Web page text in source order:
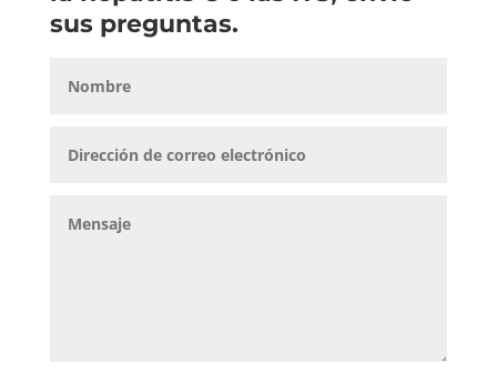
sus preguntas.